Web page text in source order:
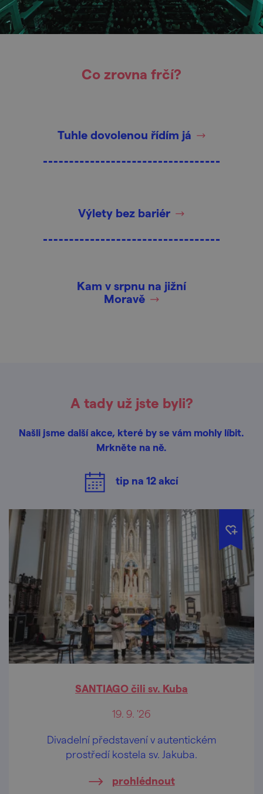
Co zrovna frčí?
Tuhle dovolenou řídím já
Výlety bez bariér
Kam v srpnu na jižní
Moravě
A tady už jste byli?
Našli jsme další akce, které by se vám mohly líbit.
Mrkněte na ně.
tip na 12akcí
SANTIAGO čili sv. Kuba
19. 9. '26
Divadelní představení v autentickém
prostředí kostela sv. Jakuba.
prohlédnout